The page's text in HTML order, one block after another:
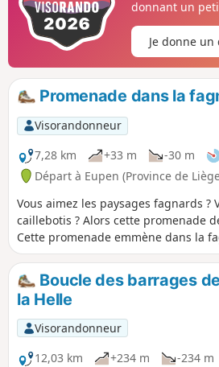
donnant un
Je donne
Promenade dans la
Visorandonneur
7,28 km
+33 m -30 m
Départ à Eupen (Province de
Vous aimez les paysages fagnards ?
caillebotis ? Alors cette promenade
Cette promenade emmène dans la
proche de la frontière allemande.
en forêt, dans les Fagnes, le long
paysages sont multiples et vraiment
Boucle des barrages
la Helle
Visorandonneur
12,03 km
+234 m -234 m